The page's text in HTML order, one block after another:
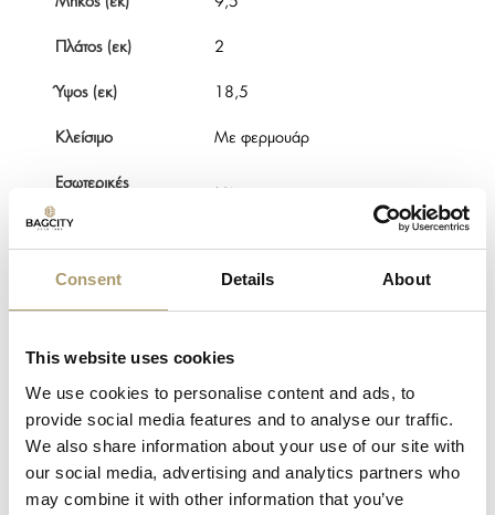
Consent Details About
This website uses cookies
We use cookies to personalise content and ads, to
provide social media features and to analyse our traffic.
We also share information about your use of our site with
our social media, advertising and analytics partners who
may combine it with other information that you’ve
Πλάτος (εκ) 2
Ύψος (εκ) 18,5
Κλείσιμο Με φερμουάρ
Εσωτερικές
Θήκες καρτών 10
Θέση κερμάτων Ναι
κλοπής
δεδομένων RFID
Ναι
Φύλο Άνδρας